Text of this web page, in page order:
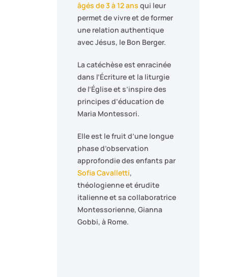
âgés de 3 à 12 ans qui leur
permet de vivre et de former
une relation authentique
avec Jésus, le Bon Berger.
La catéchèse est enracinée
dans l’Écriture et la liturgie
de l’Église et s’inspire des
principes d’éducation de
Maria Montessori.
Elle est le fruit d’une longue
phase d’observation
approfondie des enfants par
Sofia Cavalletti,
théologienne et érudite
italienne et sa collaboratrice
Montessorienne, Gianna
Gobbi, à Rome.